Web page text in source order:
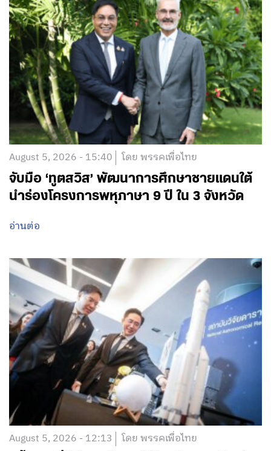
August 5, 2026 - 15:40 โดย พรรคเพื่อไทย
จับมือ ‘ทูตสวิส’ พัฒนาการศึกษาชายแดนใต้
นำร่องโครงการพหุภาษา 9 ปี ใน 3 จังหวัด
อ่านต่อ
August 5, 2026 - 12:13 โดย พรรคเพื่อไทย